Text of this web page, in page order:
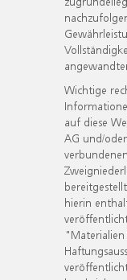
Wichtige
auf diese
AG und/
hierin